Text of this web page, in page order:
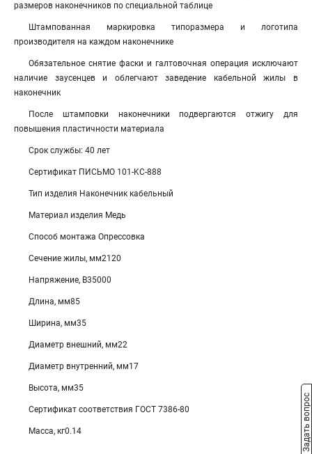
размеров наконечников по специальной таблице
Штампованная маркировка типоразмера и логотипа
производителя на каждом наконечнике
Обязательное снятие фаски и галтовочная операция исключают
наличие заусенцев и облегчают заведение кабельной жилы в
наконечник
После штамповки наконечники подвергаются отжигу для
повышения пластичности материала
Срок службы: 40 лет
Сертификат ПИСЬМО 101-KC-888
Тип изделия Наконечник кабельный
Материал изделия Медь
Способ монтажа Опрессовка
Сечение жилы, мм2120
Напряжение, В35000
Длина, мм85
Ширина, мм35
Диаметр внешний, мм22
Диаметр внутренний, мм17
Высота, мм35
Сертификат соответствия ГОСТ 7386-80
Масса, кг0.14 Задать вопрос